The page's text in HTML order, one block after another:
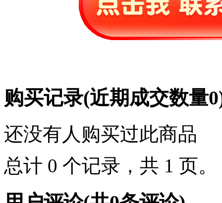
购买记录(近期成交数量0
还没有人购买过此商品
总计 0 个记录，共 1 页。